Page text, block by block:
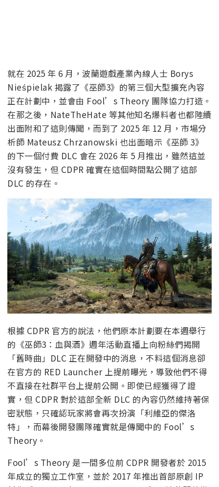
就在 2025 年 6 月，波蘭遊戲產業內線人士 Borys
Nieśpielak 揭露了《巫師3》的第三個大型擴充內容
正在計劃中，並會由 Fool’s Theory 團隊協力打造。
在那之後，NateTheHate 等其他知名爆料者也都陸續
出面附和了這則傳聞，而到了 2025 年 12 月，市場分
析師 Mateusz Chrzanowski 也出面暗示《巫師 3》
的下一個付費 DLC 會在 2026 年 5 月推出，雖然這並
沒有發生，但 CDPR 確實在這個時間點公開了這部
DLC 的存在。
根據 CDPR 官方的說法，他們原本計劃要在本週舉行
的《巫師3：血與酒》週年活動直播上向粉絲們揭開
「舊時曲」DLC 正在開發中的消息，不料這個消息卻
在官方的 RED Launcher 上提前曝光，導致他們不得
不直接在社群平台上提前公開。即使已經獲得了證
實，但 CDPR 對於這部全新 DLC 的內容仍然維持著保
密狀態，只確認玩家將會再次扮演「利維亞的傑洛
特」，而幕後開發團隊確實就是傳聞中的 Fool’s
Theory。
Fool’s Theory 是一間多位前 CDPR 開發者於 2015
年成立的獨立工作室，並於 2017 年推出首部原創 IP